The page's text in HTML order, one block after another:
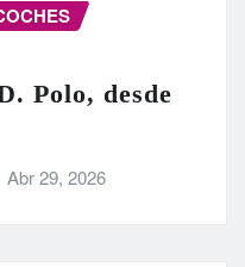
Polo, desde
Abr 29, 2026